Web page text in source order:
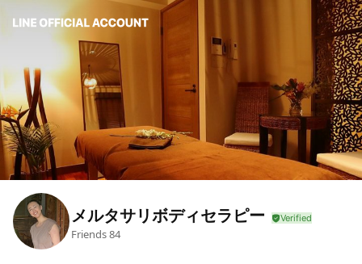
メルタサリボディセラピー
Friends84